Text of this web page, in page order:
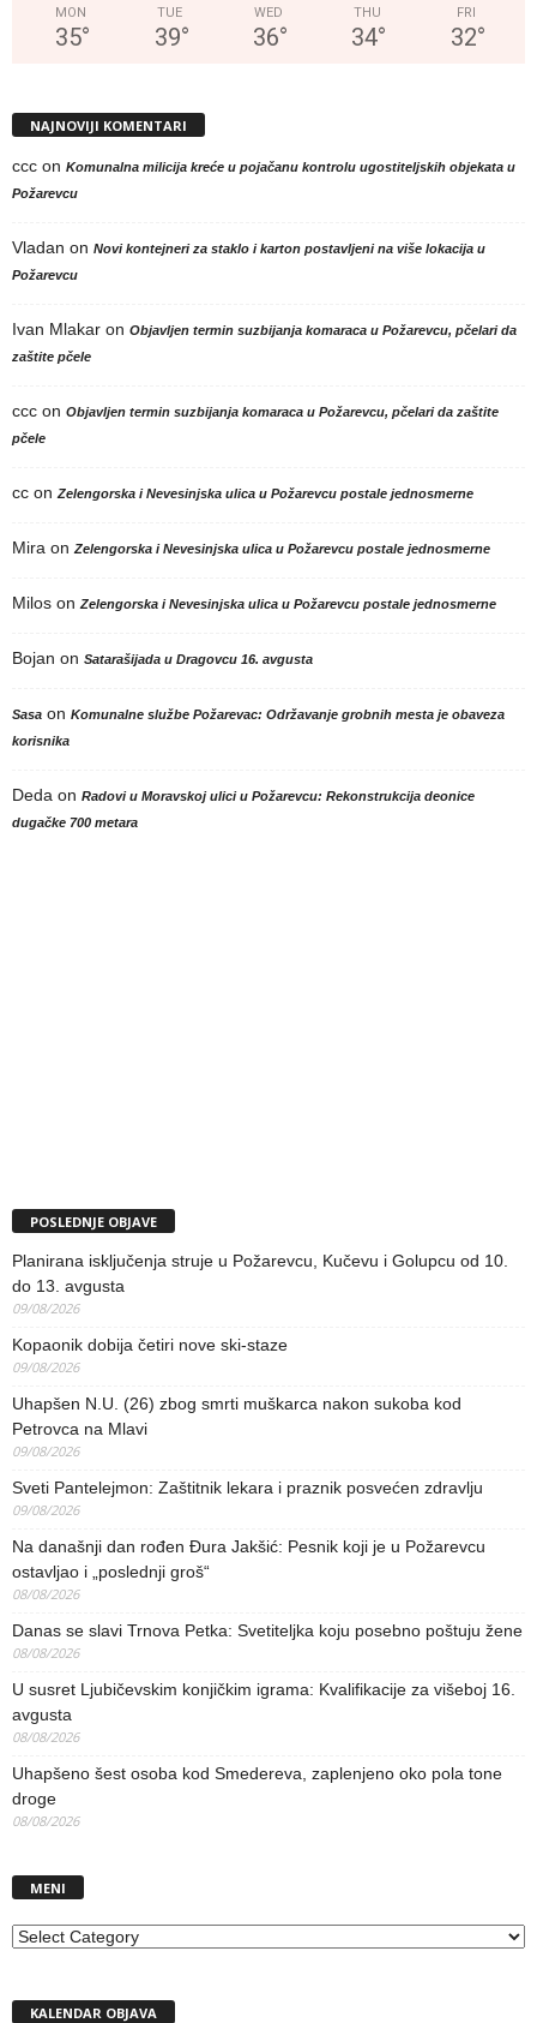
MON
35°
TUE
39°
WED
36°
THU
34°
FRI
32°
NAJNOVIJI KOMENTARI
ccc on Komunalna milicija kreće u pojačanu kontrolu ugostiteljskih objekata u
Požarevcu
Vladan on Novi kontejneri za staklo i karton postavljeni na više lokacija u
Požarevcu
Ivan Mlakar on Objavljen termin suzbijanja komaraca u Požarevcu, pčelari da
zaštite pčele
ccc on Objavljen termin suzbijanja komaraca u Požarevcu, pčelari da zaštite
pčele
cc on Zelengorska i Nevesinjska ulica u Požarevcu postale jednosmerne
Mira on Zelengorska i Nevesinjska ulica u Požarevcu postale jednosmerne
Milos on Zelengorska i Nevesinjska ulica u Požarevcu postale jednosmerne
Bojan on Satarašijada u Dragovcu 16. avgusta
Sasa on Komunalne službe Požarevac: Održavanje grobnih mesta je obaveza
korisnika
Deda on Radovi u Moravskoj ulici u Požarevcu: Rekonstrukcija deonice
dugačke 700 metara
POSLEDNJE OBJAVE
Planirana isključenja struje u Požarevcu, Kučevu i Golupcu od 10.
do 13. avgusta
09/08/2026
Kopaonik dobija četiri nove ski-staze
09/08/2026
Uhapšen N.U. (26) zbog smrti muškarca nakon sukoba kod
Petrovca na Mlavi
09/08/2026
Sveti Pantelejmon: Zaštitnik lekara i praznik posvećen zdravlju
09/08/2026
Na današnji dan rođen Đura Jakšić: Pesnik koji je u Požarevcu
ostavljao i „poslednji groš“
08/08/2026
Danas se slavi Trnova Petka: Svetiteljka koju posebno poštuju žene
08/08/2026
U susret Ljubičevskim konjičkim igrama: Kvalifikacije za višeboj 16.
avgusta
08/08/2026
Uhapšeno šest osoba kod Smedereva, zaplenjeno oko pola tone
droge
08/08/2026
MENI
MENI
KALENDAR OBJAVA